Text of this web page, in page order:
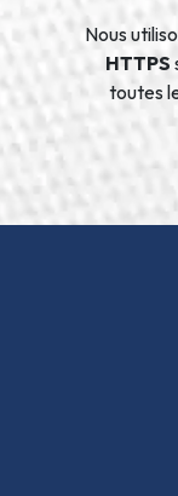
Nous
HTTPS
toutes